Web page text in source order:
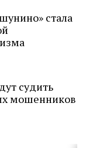
стала
судить
мошенников